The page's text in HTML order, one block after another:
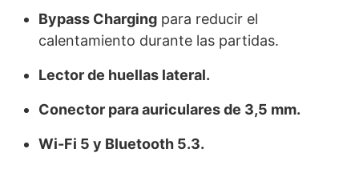
Bypass Charging para reducir el
calentamiento durante las partidas.
Lector de huellas lateral.
Conector para auriculares de 3,5 mm.
Wi-Fi 5 y Bluetooth 5.3.